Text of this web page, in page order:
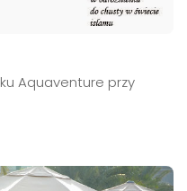
Aquaventure przy